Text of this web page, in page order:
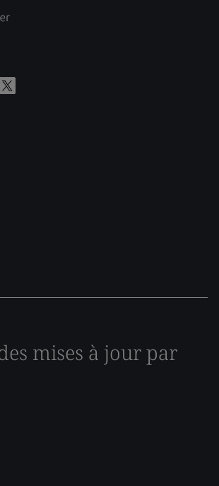
mises à jour par